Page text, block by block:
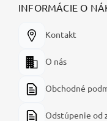
INFORMÁCIE O
Kontakt
O nás
Obchodné
Odstúpenie od